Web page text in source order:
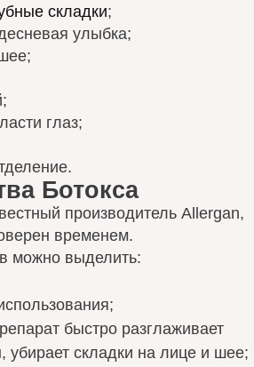
складки;
улыбка;
глаз;
Ботокса
производитель Allergan,
временем.
можно выделить:
быстро разглаживает
складки на лице и шее;